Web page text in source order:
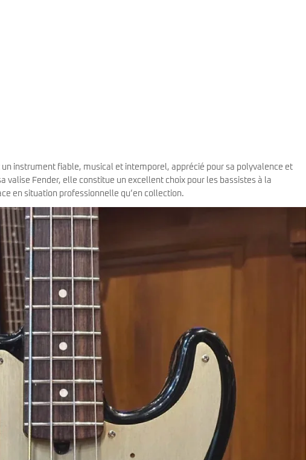
un instrument fiable, musical et intemporel, apprécié pour sa polyvalence et
valise Fender, elle constitue un excellent choix pour les bassistes à la
en situation professionnelle qu’en collection.